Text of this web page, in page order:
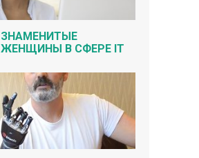
ЗНАМЕНИТЫЕ
ЖЕНЩИНЫ В СФЕРЕ IT